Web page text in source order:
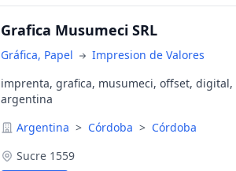
Grafica Musumeci SRL
Gráfica, Papel
Impresion de Valores
imprenta, grafica, musumeci, offset,
argentina
Argentina > Córdoba > Córdoba
Sucre 1559